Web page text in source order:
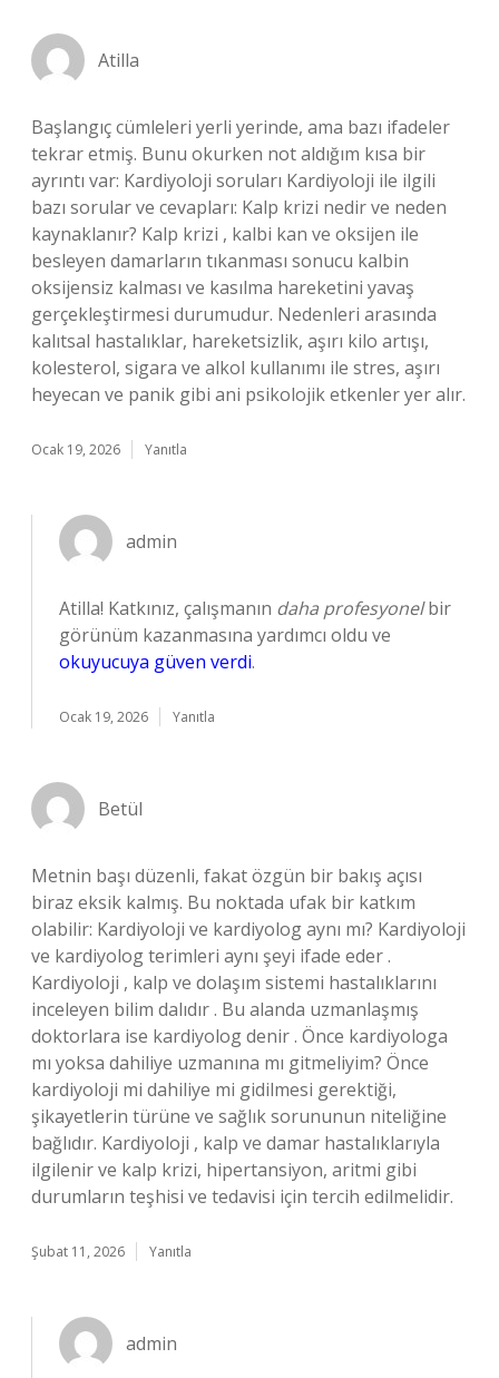
Atilla
Başlangıç cümleleri yerli yerinde, ama bazı ifadeler
tekrar etmiş. Bunu okurken not aldığım kısa bir
ayrıntı var: Kardiyoloji soruları Kardiyoloji ile ilgili
bazı sorular ve cevapları: Kalp krizi nedir ve neden
kaynaklanır? Kalp krizi , kalbi kan ve oksijen ile
besleyen damarların tıkanması sonucu kalbin
oksijensiz kalması ve kasılma hareketini yavaş
gerçekleştirmesi durumudur. Nedenleri arasında
kalıtsal hastalıklar, hareketsizlik, aşırı kilo artışı,
kolesterol, sigara ve alkol kullanımı ile stres, aşırı
heyecan ve panik gibi ani psikolojik etkenler yer alır.
Ocak 19, 2026 Yanıtla
admin
Atilla! Katkınız, çalışmanın daha profesyonelbir
görünüm kazanmasına yardımcı oldu ve
okuyucuya güven verdi.
Ocak 19, 2026 Yanıtla
Betül
Metnin başı düzenli, fakat özgün bir bakış açısı
biraz eksik kalmış. Bu noktada ufak bir katkım
olabilir: Kardiyoloji ve kardiyolog aynı mı? Kardiyoloji
ve kardiyolog terimleri aynı şeyi ifade eder .
Kardiyoloji , kalp ve dolaşım sistemi hastalıklarını
inceleyen bilim dalıdır . Bu alanda uzmanlaşmış
doktorlara ise kardiyolog denir . Önce kardiyologa
mı yoksa dahiliye uzmanına mı gitmeliyim? Önce
kardiyoloji mi dahiliye mi gidilmesi gerektiği,
şikayetlerin türüne ve sağlık sorununun niteliğine
bağlıdır. Kardiyoloji , kalp ve damar hastalıklarıyla
ilgilenir ve kalp krizi, hipertansiyon, aritmi gibi
durumların teşhisi ve tedavisi için tercih edilmelidir.
Şubat 11, 2026 Yanıtla
admin